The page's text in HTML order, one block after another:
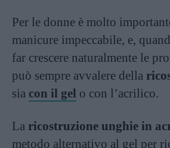
Per le donne è molto
manicure impeccabile, e,
far crescere naturalmente le
può sempre avvalere della
sia con il gel o con l’acrilico.
La ricostruzione unghie in
metodo alternativo al gel per